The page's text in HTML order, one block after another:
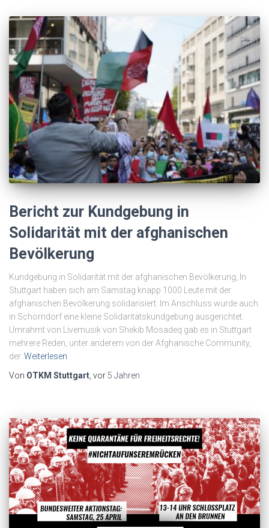
Bericht zur Kundgebung in
Solidarität mit der afghanischen
Bevölkerung
Kundgebung in Solidarität mit der afghanischen Bevölkerung, In
Stuttgart haben sich am Samstag knapp 1000 Leute mit der
afghanischen Bevölkerung solidarisiert. Im Anschluss wurde auch
in Schorndorf eine kleine Solidaritätskundgebung ausgerichtet.
Umrahmt von Livemusik von Shekib Mosadeq gab es in Stuttgart
mehrere Reden, unter anderem von der Afghanische Community,
der Weiterlesen
Von OTKM Stuttgart, vor 5 Jahren